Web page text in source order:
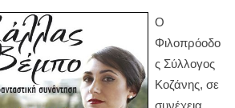
Ο
Φιλοπρόοδο
ς Σύλλογος
Κοζάνης, σε
συνέχεια